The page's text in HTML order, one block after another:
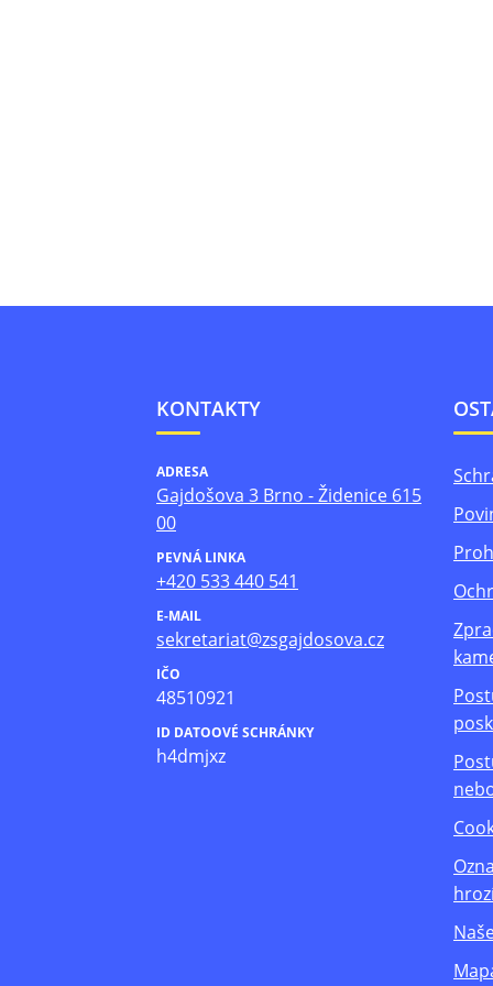
KONTAKTY
ADRESA
Gajdošova 3 Brno - Židenice 615
00
PEVNÁ LINKA
+420 533 440 541
E-MAIL
sekretariat@zsgajdosova.cz
IČO
48510921
ID DATOOVÉ SCHRÁNKY
h4dmjxz